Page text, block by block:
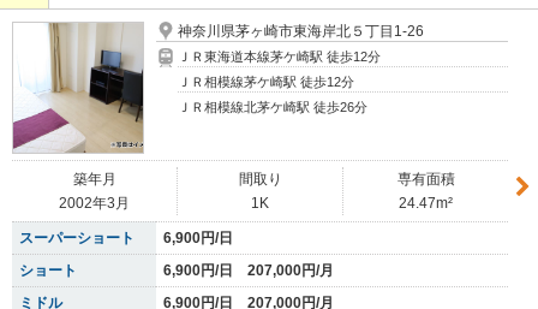
神奈川県茅ヶ崎市東海岸北５丁目1-26
ＪＲ東海道本線茅ケ崎駅 徒歩12分
ＪＲ相模線茅ケ崎駅 徒歩12分
ＪＲ相模線北茅ケ崎駅 徒歩26分
築年月
2002年3月
間取り
1K
専有面積
24.47m²
スーパーショート
6,900円/日
ショート
6,900円/日 207,000円/月
ミドル
6,900円/日 207,000円/月